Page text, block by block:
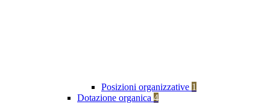
Posizioni organizzative 1
Dotazione organica 4